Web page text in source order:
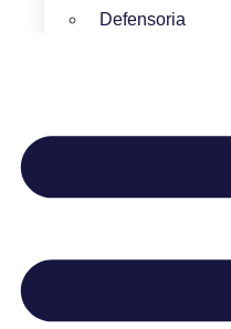
Defensoria